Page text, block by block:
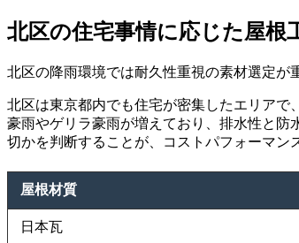
北区の住宅事情に応じた屋根
北区の降雨環境では耐久性重視の素材選定が
北区は東京都内でも住宅が密集したエリア
豪雨やゲリラ豪雨が増えており、排水性と
切かを判断することが、コストパフォーマン
屋根材質
日本瓦